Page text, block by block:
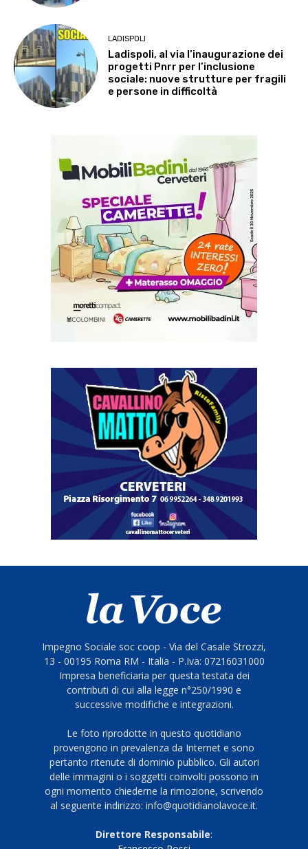
LADISPOLI
Ladispoli, al via l’inaugurazione dei
progetti Pnrr per l’inclusione
sociale: nuove strutture per fragili
e persone in difficoltà
Impegno Sociale soc coop - Via del Casale Strozzi,
13 - 00195 Roma RM - Italia - P.Iva: 07216031000
Impresa beneficiaria per questa testata dei
contributi di cui alla legge n°250/1990 e
successive modifiche e integrazioni.
Le foto riprodotte in questo quotidiano
provengono in prevalenza da Internet e sono
pertanto ritenute di dominio pubblico. Gli autori
delle immagini o i soggetti coinvolti possono in
ogni momento chiederne la rimozione, scrivendo
al seguente indirizzo: info@quotidianolavoce.it.
Direttore Responsabile: